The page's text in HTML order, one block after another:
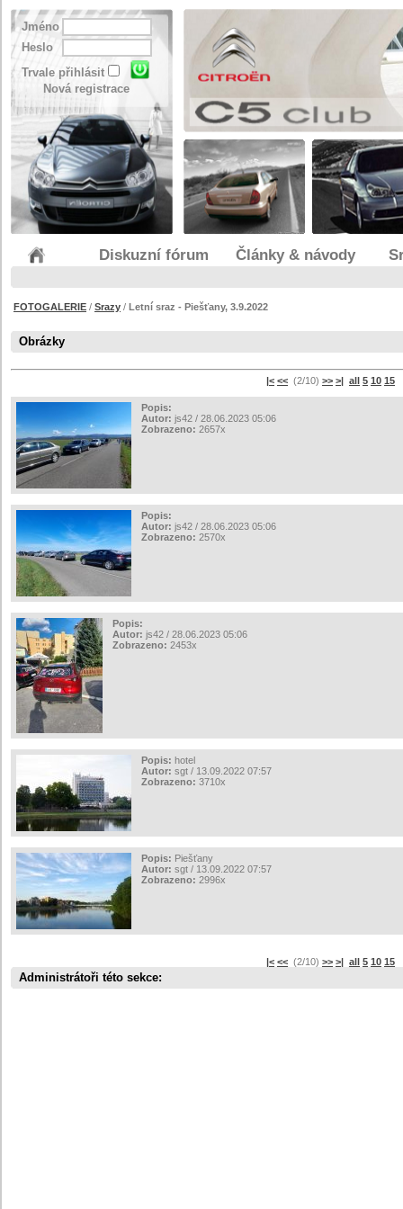
Jméno
Heslo
Trvale přihlásit
Nová registrace
Diskuzní fórum Články & návody
FOTOGALERIE / Srazy / Letní sraz - Piešťany, 3.9.2022
Obrázky
|< << (2/10) >> >| all 5 10 15
Popis:
Autor: js42 / 28.06.2023 05:06
Zobrazeno: 2657x
Popis:
Autor: js42 / 28.06.2023 05:06
Zobrazeno: 2570x
Popis:
Autor: js42 / 28.06.2023 05:06
Zobrazeno: 2453x
Popis: hotel
Autor: sgt / 13.09.2022 07:57
Zobrazeno: 3710x
Popis: Piešťany
Autor: sgt / 13.09.2022 07:57
Zobrazeno: 2996x
|< << (2/10) >> >| all 5 10 15
Administrátoři této sekce: